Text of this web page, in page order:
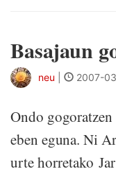
Basajaun
neu 2007-
Ondo
eben eguna. Ni
urte horretako